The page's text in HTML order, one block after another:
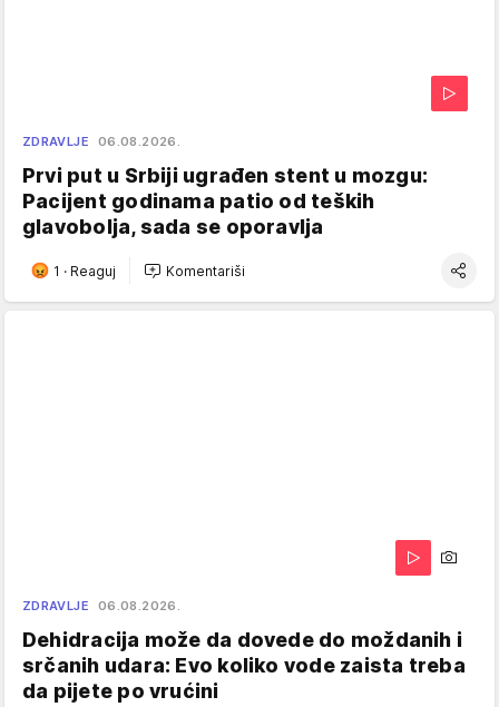
ZDRAVLJE 06.08.2026.
Prvi put u Srbiji ugrađen stent u mozgu:
Pacijent godinama patio od teških
glavobolja, sada se oporavlja
1 · Reaguj Komentariši
ZDRAVLJE 06.08.2026.
Dehidracija može da dovede do moždanih i
srčanih udara: Evo koliko vode zaista treba
da pijete po vrućini